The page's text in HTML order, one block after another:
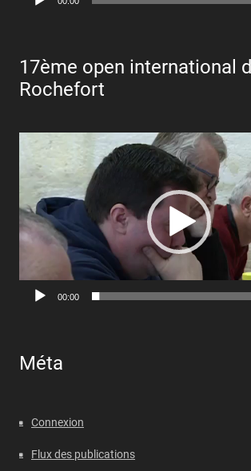
17ème open international
Rochefort
Lecteur
vidéo
00:00
Méta
Connexion
Flux des publications